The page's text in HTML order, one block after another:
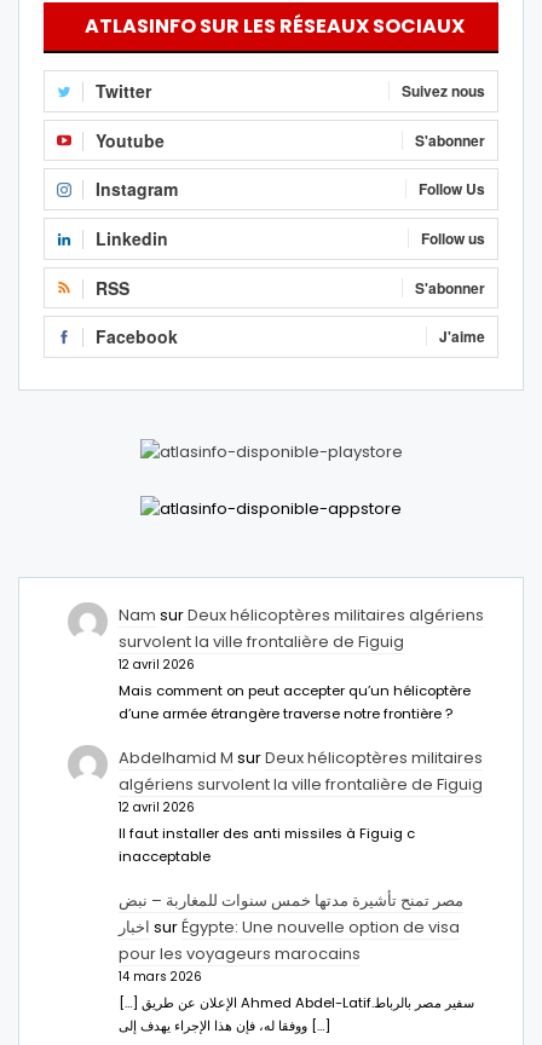
ATLASINFO SUR LES RÉSEAUX SOCIAUX
Twitter Suivez nous
Youtube S'abonner
Instagram Follow Us
Linkedin Follow us
RSS S'abonner
Facebook J'aime
Nam surDeux hélicoptères militaires algériens
survolent la ville frontalière de Figuig
12 avril 2026
Mais comment on peut accepter qu’un hélicoptère
d’une armée étrangère traverse notre frontière ?
Abdelhamid M surDeux hélicoptères militaires
algériens survolent la ville frontalière de Figuig
12 avril 2026
Il faut installer des anti missiles à Figuig c
inacceptable
مصر تمنح تأشيرة مدتها خمس سنوات للمغاربة – نبض
اخبار surÉgypte: Une nouvelle option de visa
pour les voyageurs marocains
14 mars 2026
[…] الإعلان عن طريق Ahmed Abdel-Latifسفير مصر بالرباط.
ووفقا له، فإن هذا الإجراء يهدف إلى […]